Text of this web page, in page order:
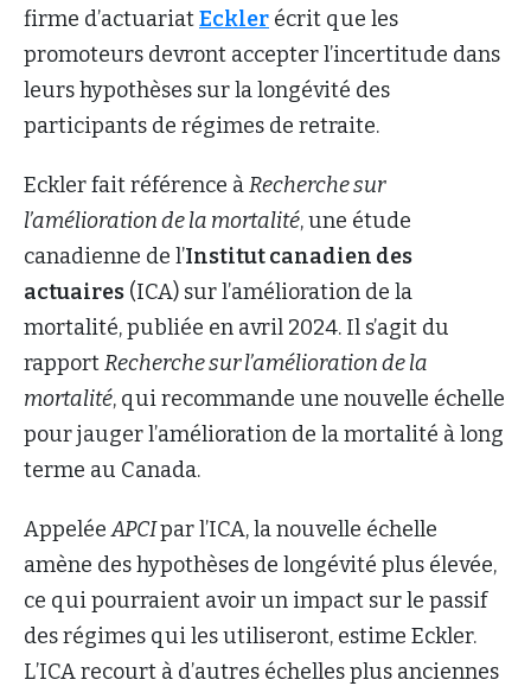
firme d’actuariatEckler écrit que les
promoteurs devront accepter l’incertitude dans
leurs hypothèses sur la longévité des
participants de régimes de retraite.
Eckler fait référence àRecherche sur
l’amélioration de la mortalité, une étude
canadienne de l’Institut canadien des
actuaires (ICA) sur l’amélioration de la
mortalité, publiée en avril 2024. Il s’agit du
rapportRecherche sur l’amélioration de la
mortalité, qui recommande une nouvelle échelle
pour jauger l’amélioration de la mortalité à long
terme au Canada.
AppeléeAPCIpar l’ICA, la nouvelle échelle
amène des hypothèses de longévité plus élevée,
ce qui pourraient avoir un impact sur le passif
des régimes qui les utiliseront, estime Eckler.
L’ICA recourt à d’autres échelles plus anciennes